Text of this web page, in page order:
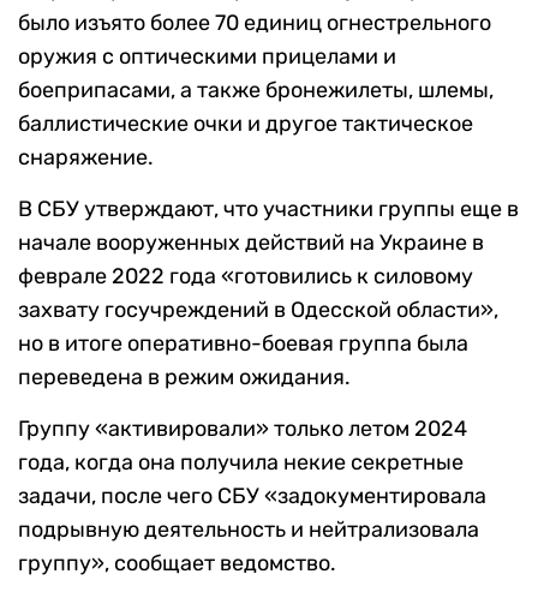
было изъято более 70 единиц огнестрельного
оружия с оптическими прицелами и
боеприпасами, а также бронежилеты, шлемы,
баллистические очки и другое тактическое
снаряжение.
В СБУ утверждают, что участники группы еще в
начале вооруженных действий на Украине в
феврале 2022 года «готовились к силовому
захвату госучреждений в Одесской области»,
но в итоге оперативно-боевая группа была
переведена в режим ожидания.
Группу «активировали» только летом 2024
года, когда она получила некие секретные
задачи, после чего СБУ «задокументировала
подрывную деятельность и нейтрализовала
группу», сообщает ведомство.